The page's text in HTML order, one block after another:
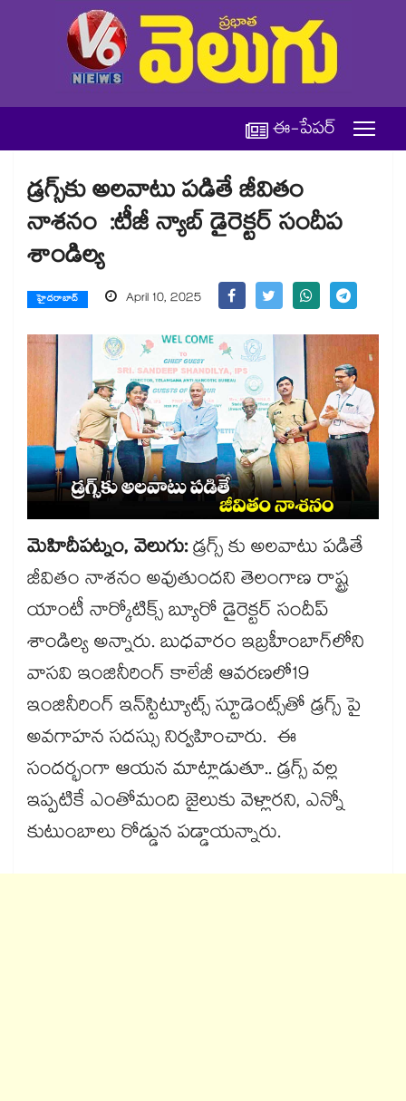
ఈ-పేపర్
డ్రగ్స్​కు అలవాటు పడితే జీవితం
నాశనం :టీజీ న్యాబ్​ డైరెక్టర్ సందీప
శాండిల్య
హైదరాబాద్ April 10, 2025
మెహిదీపట్నం, వెలుగు:డ్రగ్స్ కు అలవాటు పడితే
జీవితం నాశనం అవుతుందని తెలంగాణ రాష్ట్ర
యాంటీ నార్కోటిక్స్ బ్యూరో డైరెక్టర్ సందీప్
శాండిల్య అన్నారు. బుధవారం ఇబ్రహీంబాగ్​లోని
వాసవి ఇంజినీరింగ్ కాలేజీ ఆవరణలో19
ఇంజినీరింగ్ ఇన్​స్టిట్యూట్స్ స్టూడెంట్స్​తో డ్రగ్స్ పై
అవగాహన సదస్సు నిర్వహించారు. ఈ
సందర్భంగా ఆయన మాట్లాడుతూ.. డ్రగ్స్ వల్ల
ఇప్పటికే ఎంతోమంది జైలుకు వెళ్లారని, ఎన్నో
కుటుంబాలు రోడ్డున పడ్డాయన్నారు.